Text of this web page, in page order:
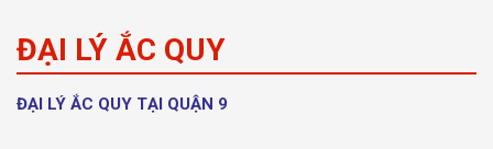
ĐẠI LÝ ẮC QUY
ĐẠI LÝ ẮC QUY TẠI QUẬN 9